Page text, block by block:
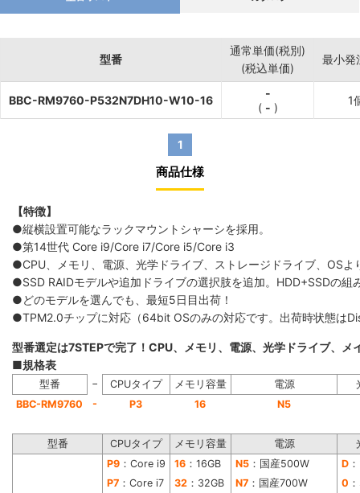
型番
通常単価(税別)
(税込単価)
最小発
BBC-RM9760-P532N7DH10-W10-16
-
( - )
1
1
商品仕様
【特徴】
●縦横設置可能なラックマウントシャーシを採用。
●第14世代 Core i9/Core i7/Core i5/Core i3
●CPU、メモリ、電源、光学ドライブ、ストレージドライブ、OS
●SSD RAIDモデルや追加ドライブの選択肢を追加。HDD+SSDの
●どのモデルを選んでも、最短5日目出荷！
●TPM2.0チップに対応（64bit OSのみの対応です。出荷時状態は
型番選定は7STEPで完了！CPU、メモリ、電源、光学ドライブ、
■規格表
型番 − CPUタイプ メモリ容量 電源
BBC-RM9760
- P3 16 N5
型番 CPUタイプ メモリ容量 電源
P9 ：Core i9 16 ：16GB N5 ：国産500W D
P7 ：Core i7 32 ：32GB N7 ：国産700W 0